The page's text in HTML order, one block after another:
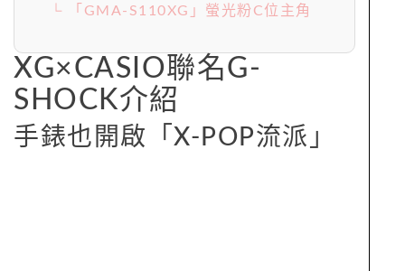
└ 「GMA-S110XG」螢光粉C位主角
XG×CASIO聯名G-
SHOCK介紹
手錶也開啟「X-POP流派」